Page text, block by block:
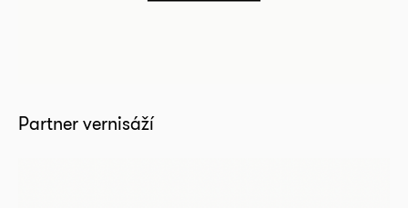
Partner vernisáží